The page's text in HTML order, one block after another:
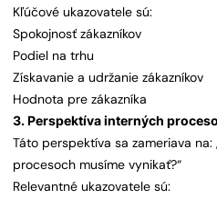
Kľúčové ukazovatele sú:
Spokojnosť zákazníkov
Podiel na trhu
Získavanie a udržanie zákazníkov
Hodnota pre zákazníka
3. Perspektíva interných
Táto perspektíva sa zameriava
procesoch musíme vynikať?“
Relevantné ukazovatele sú: